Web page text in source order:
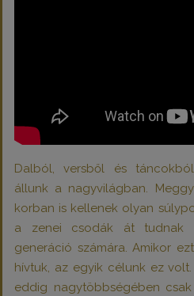
Dalból, versből és
állunk a nagyvilágban.
korban is kellenek olyan
a zenei csodák át tudnak
generáció számára. Amikor
hívtuk, az egyik célunk ez
eddig nagytöbbségében